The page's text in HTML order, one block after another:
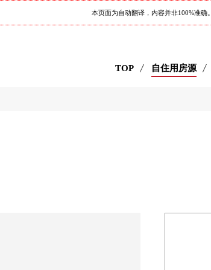
本页面为自动翻译，内容并非100%准确。
TOP 自住用房源